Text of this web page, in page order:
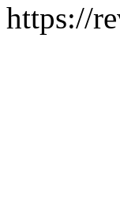
https://